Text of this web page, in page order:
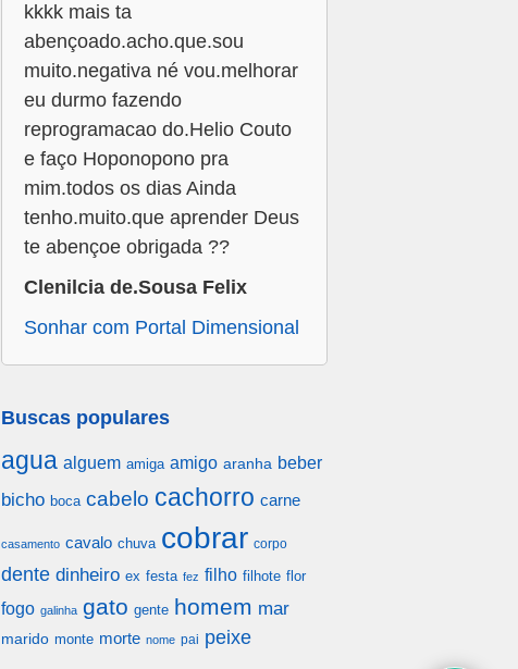
kkkk mais ta
abençoado.acho.que.sou
muito.negativa né vou.melhorar
eu durmo fazendo
reprogramacao do.Helio Couto
e faço Hoponopono pra
mim.todos os dias Ainda
tenho.muito.que aprender Deus
te abençoe obrigada ??
Clenilcia de.Sousa Felix
Sonhar com Portal Dimensional
Buscas populares
agua alguem amiga amigo aranha beber
bicho boca cabelo cachorro carne
casamento cavalo chuva cobrar corpo
dente dinheiro ex festa fez filho filhote flor
fogo galinha gato gente homem mar
marido monte morte nome pai peixe